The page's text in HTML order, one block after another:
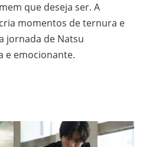
que deseja ser. A
momentos de ternura e
jornada de Natsu
e emocionante.